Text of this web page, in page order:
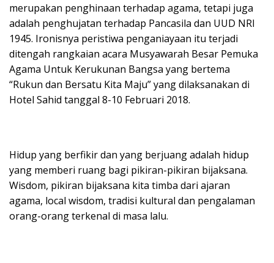
merupakan penghinaan terhadap agama, tetapi juga
adalah penghujatan terhadap Pancasila dan UUD NRI
1945. Ironisnya peristiwa penganiayaan itu terjadi
ditengah rangkaian acara Musyawarah Besar Pemuka
Agama Untuk Kerukunan Bangsa yang bertema
“Rukun dan Bersatu Kita Maju” yang dilaksanakan di
Hotel Sahid tanggal 8-10 Februari 2018.
Hidup yang berfikir dan yang berjuang adalah hidup
yang memberi ruang bagi pikiran-pikiran bijaksana.
Wisdom, pikiran bijaksana kita timba dari ajaran
agama, local wisdom, tradisi kultural dan pengalaman
orang-orang terkenal di masa lalu.